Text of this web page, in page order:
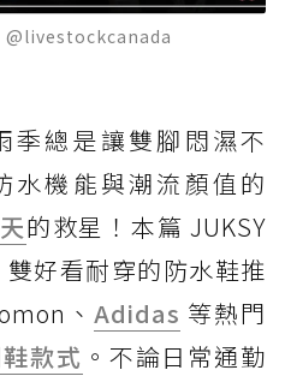
@livestockcanada
季總是讓雙腳悶濕不
水機能與潮流顏值的
的救星！本篇 JUKSY
好看耐穿的防水鞋推
、Adidas 等熱門
款式 。不論日常通勤